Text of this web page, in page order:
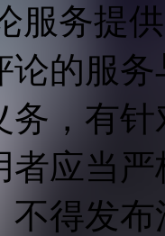
服务提
论的服
务，有
者应当
不得发